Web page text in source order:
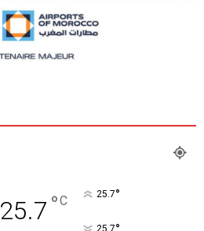
25.7 °C 25.7°